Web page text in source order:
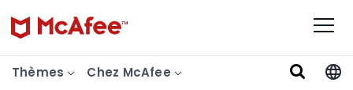
Thèmes Chez McAfee